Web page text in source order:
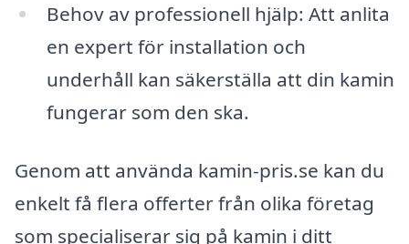
Behov av professionell hjälp: Att anlita
en expert för installation och
underhåll kan säkerställa att din kamin
fungerar som den ska.
Genom att använda kamin-pris.se kan du
enkelt få flera offerter från olika företag
som specialiserar sig på kamin i ditt